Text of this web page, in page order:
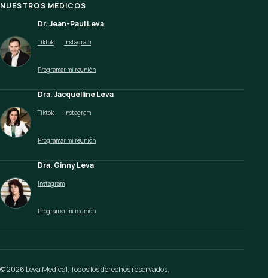
NUESTROS MÉDICOS
Dr. Jean-Paul Leva
Tiktok Instagram
Programar mi reunión
Dra. Jacquelline Leva
Tiktok Instagram
Programar mi reunión
Dra. Ginny Leva
Instagram
Programar mi reunión
© 2026 Leva Medical. Todos los derechos reservados.